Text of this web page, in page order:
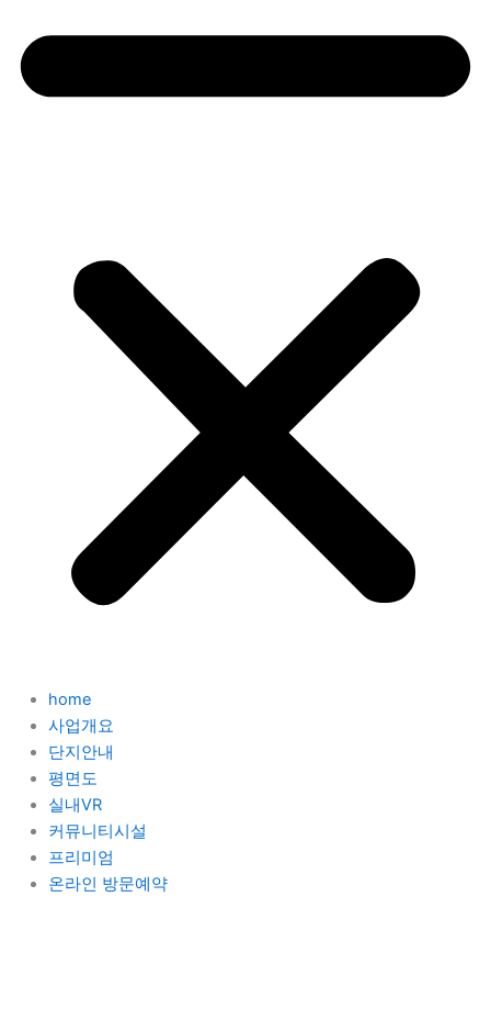
home
사업개요
단지안내
평면도
실내VR
커뮤니티시설
프리미엄
온라인 방문예약